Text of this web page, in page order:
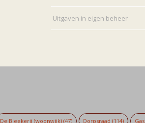
Uitgaven in eigen beheer
De Bleekerij (woonwijk)(47) Dorpsraad (114)